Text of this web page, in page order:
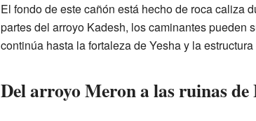
El fondo de este cañón está hecho de roca caliza
partes del arroyo Kadesh, los caminantes pueden
continúa hasta la fortaleza de Yesha y la
Del arroyo Meron a las ruinas